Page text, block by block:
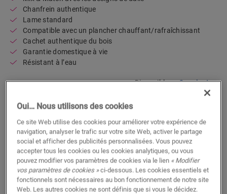
Chanfrein authentique
Lame standard
Compatible avec un plancher chauffant/rafraîchissant
Cachet authentique du bois
Garantie domestique à vie
Résistant à l’eau
Disponible en2 variantes
Trouvez un revendeur près de chez
vous
Vous brûlez d’impatience de voir ce sol en vrai ? Vous
vous posez des questions ? Il y a toujours un
revendeur Quick-Step à proximité.
Oui… Nous utilisons des cookies
Ce site Web utilise des cookies pour améliorer votre expérience de
navigation, analyser le trafic sur votre site Web, activer le partage
social et afficher des publicités personnalisées. Vous pouvez
accepter tous les cookies ou les cookies analytiques, ou vous
pouvez modifier vos paramètres de cookies via le lien « Modifier
vos paramètres de cookies »ci-dessous. Les cookies essentiels et
fonctionnels sont nécessaires au bon fonctionnement de notre site
Web. Les autres cookies ne sont définis que si vous le décidez.